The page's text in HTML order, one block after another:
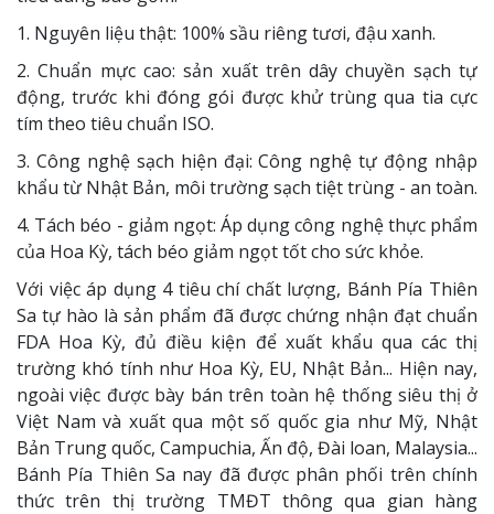
1. Nguyên liệu thật: 100% sầu riêng tươi, đậu xanh.
2. Chuẩn mực cao: sản xuất trên dây chuyền sạch tự
động, trước khi đóng gói được khử trùng qua tia cực
tím theo tiêu chuẩn ISO.
3. Công nghệ sạch hiện đại: Công nghệ tự động nhập
khẩu từ Nhật Bản, môi trường sạch tiệt trùng - an toàn.
4. Tách béo - giảm ngọt: Áp dụng công nghệ thực phẩm
của Hoa Kỳ, tách béo giảm ngọt tốt cho sức khỏe.
Với việc áp dụng 4 tiêu chí chất lượng, Bánh Pía Thiên
Sa tự hào là sản phẩm đã được chứng nhận đạt chuẩn
FDA Hoa Kỳ, đủ điều kiện để xuất khẩu qua các thị
trường khó tính như Hoa Kỳ, EU, Nhật Bản... Hiện nay,
ngoài việc được bày bán trên toàn hệ thống siêu thị ở
Việt Nam và xuất qua một số quốc gia như Mỹ, Nhật
Bản Trung quốc, Campuchia, Ấn độ, Đài loan, Malaysia...
Bánh Pía Thiên Sa nay đã được phân phối trên chính
thức trên thị trường TMĐT thông qua gian hàng